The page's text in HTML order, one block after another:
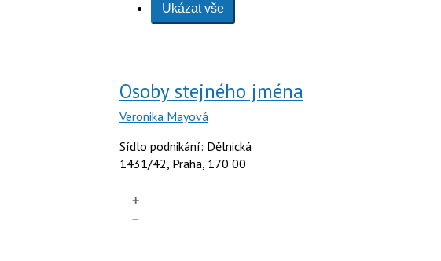
Ukázat vše
Osoby stejného jména
Veronika Mayová
Sídlo podnikání: Dělnická
1431/42, Praha, 170 00
+
–